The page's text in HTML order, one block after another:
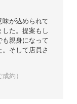
味が込められて
た。提案もし
も親身になって
そして店員さ
約）